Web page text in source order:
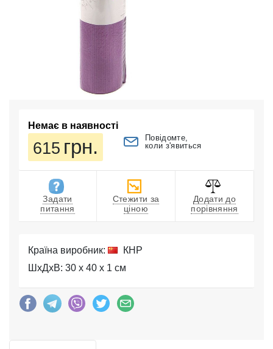
Немає в наявності
615 грн.
Повідомте,
коли з'явиться
Задати
питання
Стежити за
ціною
Додати до
порівняння
Країна виробник:
КНР
ШхДхВ: 30 x 40 x 1 см